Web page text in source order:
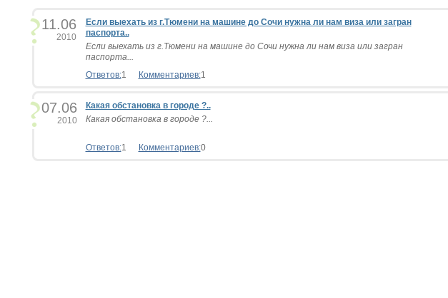
11.06
2010
Если выехать из г.Тюмени на машине до Сочи нужна ли нам виза или загран
паспорта..
Если выехать из г.Тюмени на машине до Сочи нужна ли нам виза или загран
паспорта...
Ответов:1 Комментариев:1
07.06
2010
Какая обстановка в городе ?..
Какая обстановка в городе ?...
Ответов:1 Комментариев:0